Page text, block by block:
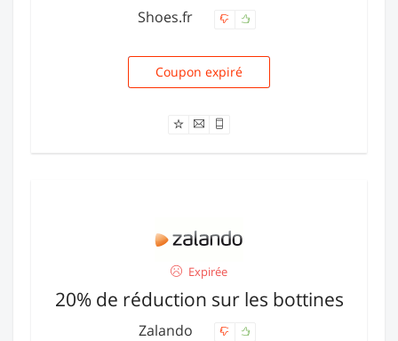
Shoes.fr
REDUC5
Coupon expiré
Expirée
20% de réduction sur les bottines
Zalando